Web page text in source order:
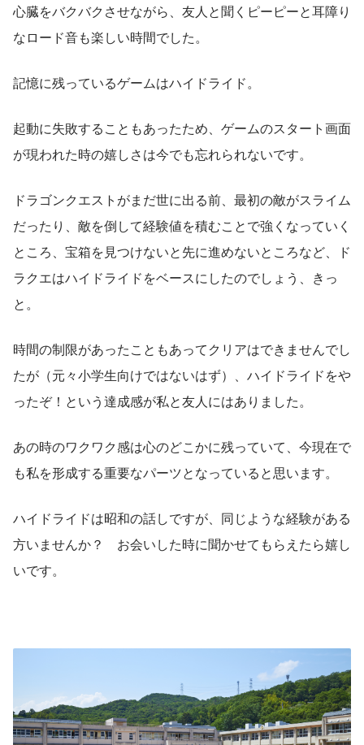
心臓をバクバクさせながら、友人と聞くピーピーと耳障り
なロード音も楽しい時間でした。
記憶に残っているゲームはハイドライド。
起動に失敗することもあったため、ゲームのスタート画面
が現われた時の嬉しさは今でも忘れられないです。
ドラゴンクエストがまだ世に出る前、最初の敵がスライム
だったり、敵を倒して経験値を積むことで強くなっていく
ところ、宝箱を見つけないと先に進めないところなど、ド
ラクエはハイドライドをベースにしたのでしょう、きっ
と。
時間の制限があったこともあってクリアはできませんでし
たが（元々小学生向けではないはず）、ハイドライドをや
ったぞ！という達成感が私と友人にはありました。
あの時のワクワク感は心のどこかに残っていて、今現在で
も私を形成する重要なパーツとなっていると思います。
ハイドライドは昭和の話しですが、同じような経験がある
方いませんか？　お会いした時に聞かせてもらえたら嬉し
いです。